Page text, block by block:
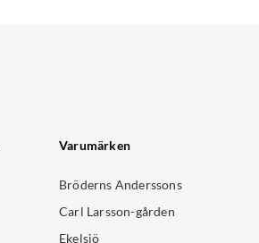
Varumärken
Bröderns Anderssons
Carl Larsson-gården
Ekelsjö